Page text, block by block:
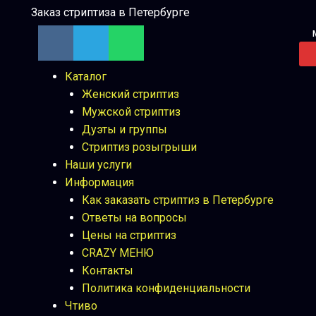
Заказ стриптиза в Петербурге
l
e
g
r
a
m
t
s
a
p
p
Каталог
Женский стриптиз
Мужской стриптиз
Дуэты и группы
Стриптиз розыгрыши
Наши услуги
Информация
Как заказать стриптиз в Петербурге
Ответы на вопросы
Цены на стриптиз
CRAZY МЕНЮ
Контакты
Политика конфиденциальности
Чтиво
Menu